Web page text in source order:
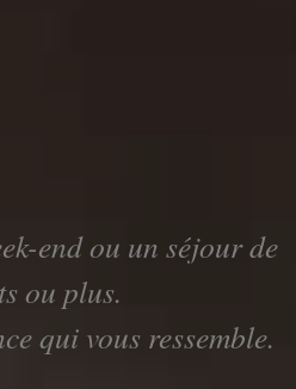
end ou un séjour de
ou plus.
qui vous ressemble.